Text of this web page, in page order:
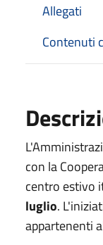
Allegati
Contenuti
con la
centro estivo
luglio.
appartenenti